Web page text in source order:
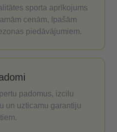
sporta aprīkojums
cenām, īpašām
piedāvājumiem.
padomus, izcilu
un uzticamu garantiju